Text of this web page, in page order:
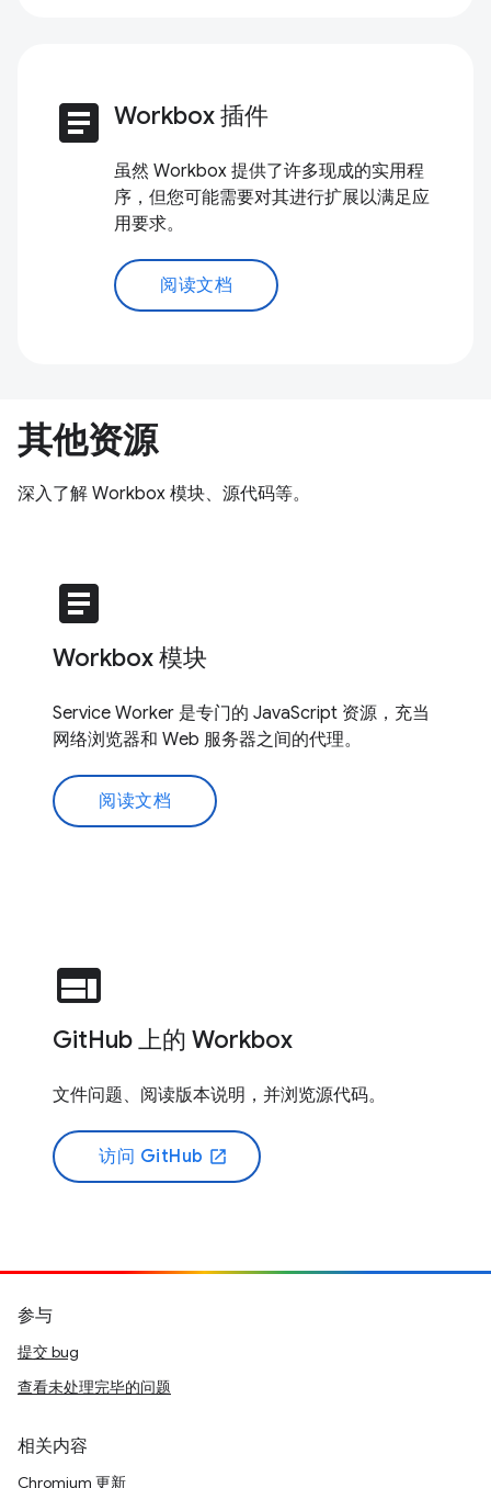
article Workbox 插件
虽然 Workbox 提供了许多现成的实用程
序，但您可能需要对其进行扩展以满足应
用要求。
阅读文档
其他资源
深入了解 Workbox 模块、源代码等。
article
Workbox 模块
Service Worker 是专门的 JavaScript 资源，充当
网络浏览器和 Web 服务器之间的代理。
阅读文档
web
GitHub 上的 Workbox
文件问题、阅读版本说明，并浏览源代码。
访问 GitHub open_in_new
参与
提交 bug
查看未处理完毕的问题
相关内容
Chromium 更新